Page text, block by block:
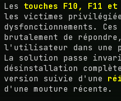
Les touches F10, F11 et
les victimes
dysfonctionnements.
brutalement de
l'utilisateur dans une
La solution passe
désinstallation
version suivie d'une
d'une mouture récente.